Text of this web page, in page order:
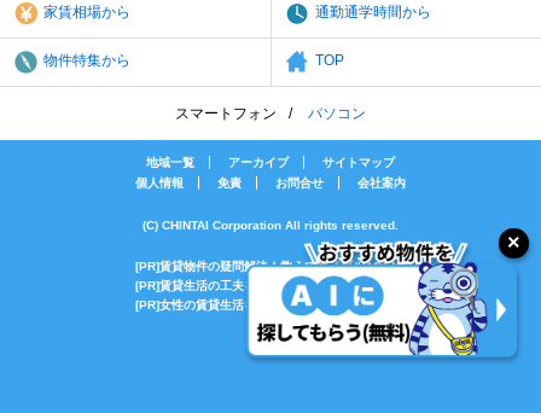
家賃相場から 通勤通学時間から
物件特集から TOP
スマートフォン パソコン
地域一覧 アーカイブ
サイトマップ
個人情報
免責 お問合せ 会社案内
(C) CHINTAI Corporation All rights reserved.
[PR]賃貸物件の疑問解決！教えてエイブルAGENT
[PR]賃貸生活の工夫を紹介！CHINTAI情報局
[PR]女性の賃貸生活を応援！Woman.CHINTAI